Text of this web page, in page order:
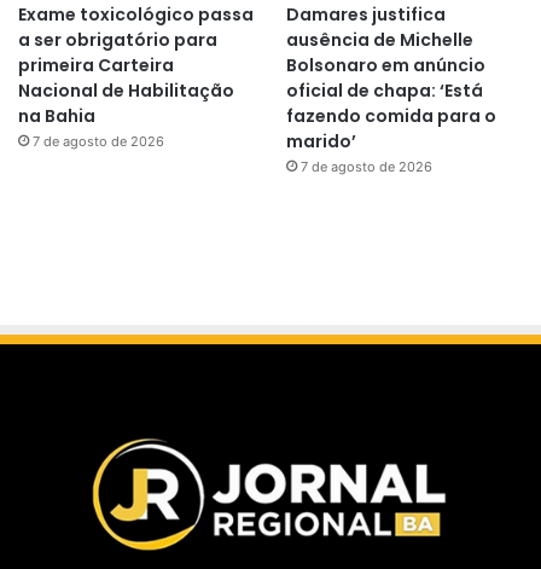
Exame toxicológico passa
a ser obrigatório para
primeira Carteira
Nacional de Habilitação
na Bahia
7 de agosto de 2026
Damares justifica
ausência de Michelle
Bolsonaro em anúncio
oficial de chapa: ‘Está
fazendo comida para o
marido’
7 de agosto de 2026